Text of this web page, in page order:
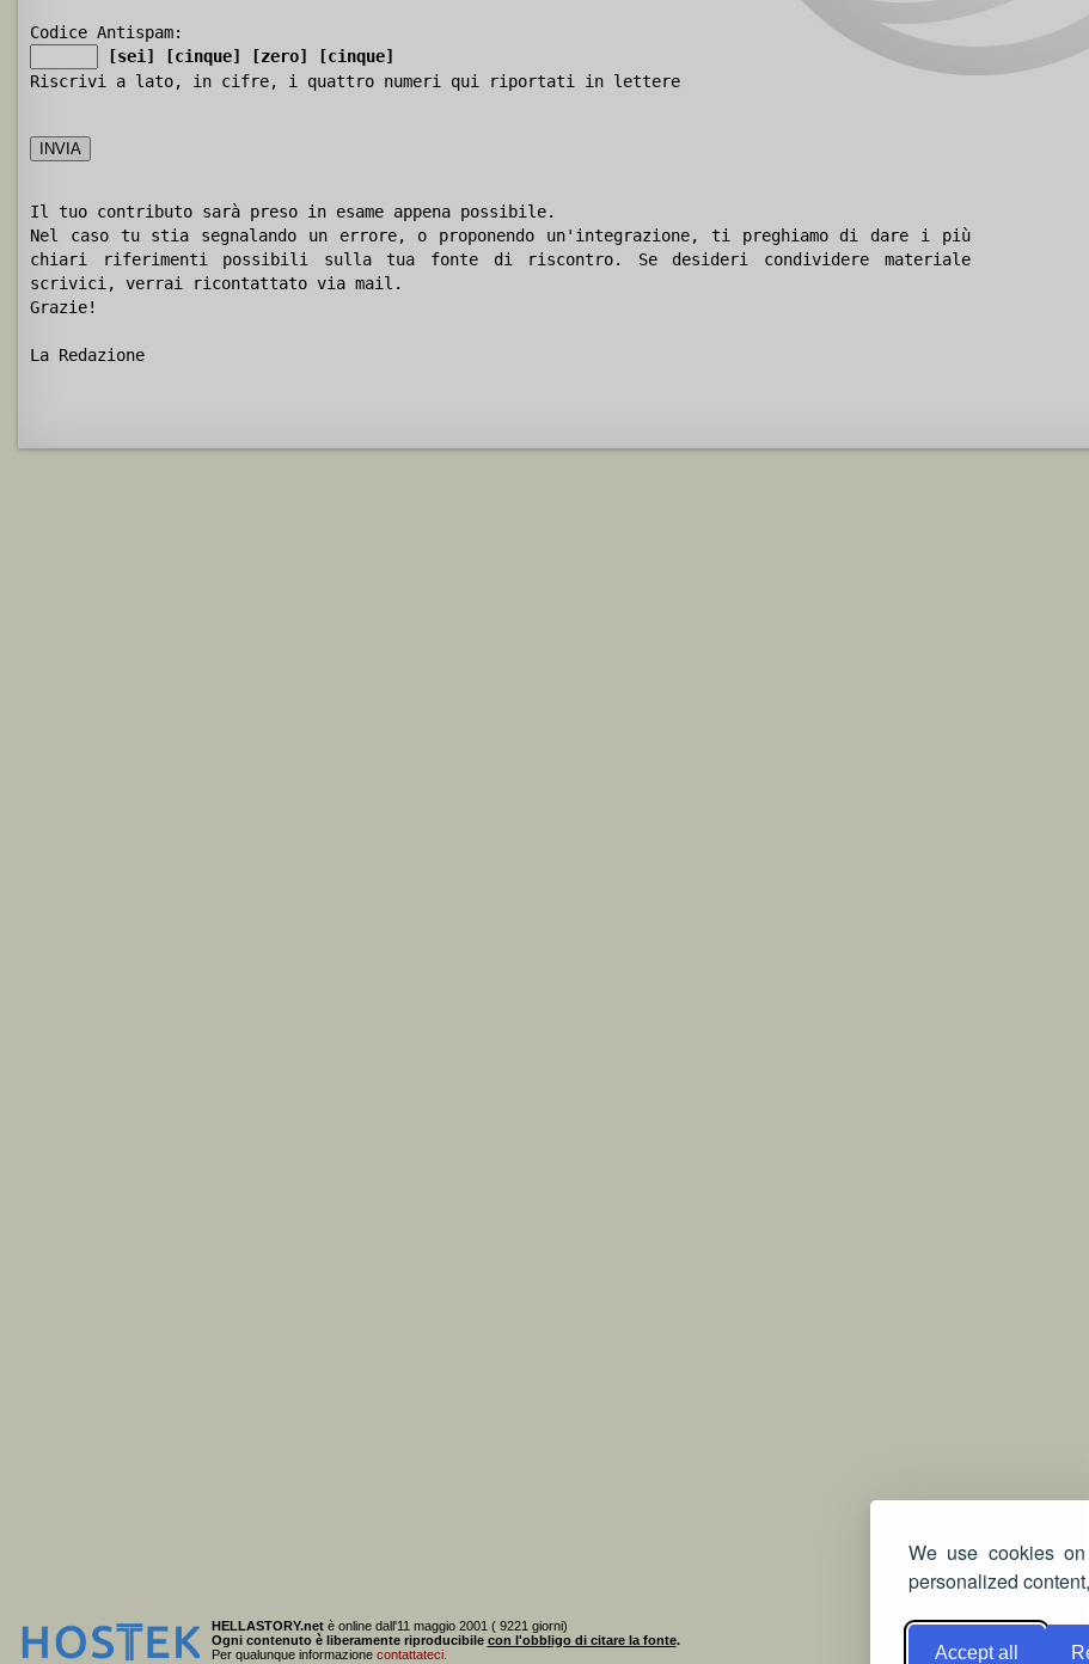
We use cookies
personalized
Accept all
Codice Antispam:
[sei]
[cinque] [zero]
[cinque]
Riscrivi a lato, in cifre, i quattro numeri qui riportati in lettere
Il tuo contributo sarà preso in esame appena possibile.
Nel caso tu stia segnalando un errore, o proponendo un'integrazione, ti preghiamo di dare i più
chiari riferimenti possibili sulla tua fonte di riscontro. Se desideri condividere materiale
scrivici, verrai ricontattato via mail.
Grazie!
La Redazione
HELLASTORY.netè online dall'11 maggio 2001 ( 9221 giorni)
Ogni contenuto è liberamente riproducibile con l'obbligo di citare la fonte.
Per qualunque informazione contattateci.